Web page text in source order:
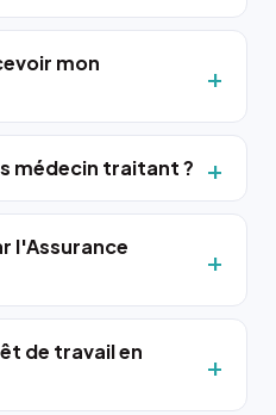
mon
médecin traitant ?
l'Assurance
de travail en